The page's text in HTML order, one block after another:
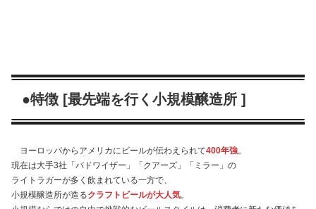
●特徴 [最先端を行く小規模醸造所 ]
ヨーロッパからアメリカにビールが伝わえられて400年強。
現在は大手3社「バドワイザー」「クアーズ」「ミラー」の
ライトラガーが多く飲まれている一方で、
小規模醸造所が造るクラフトビールが大人気。